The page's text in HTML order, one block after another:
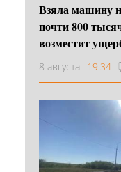
Взяла машину
почти 800
возместит
8 августа 19:34